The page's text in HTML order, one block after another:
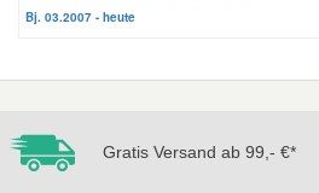
Bj. 03.2007 - heute
Gratis Versand ab 99,- €*
Jeep Ersatzteile
Lancia Ersatzteile